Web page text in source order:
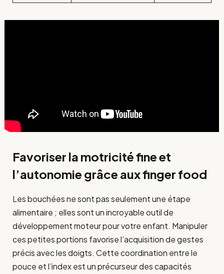
Favoriser la motricité fine et
l’autonomie grâce aux finger food
Les bouchées ne sont pas seulement une étape
alimentaire ; elles sont un incroyable outil de
développement moteur pour votre enfant. Manipuler
ces petites portions favorise l’acquisition de gestes
précis avec les doigts. Cette coordination entre le
pouce et l’index est un précurseur des capacités